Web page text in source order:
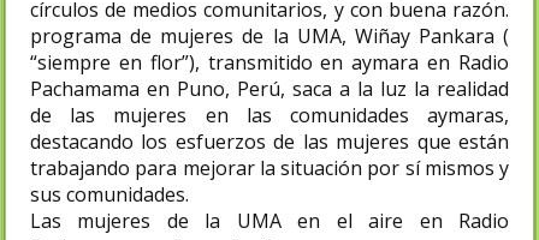
círculos de medios comunitarios, y con buena razón.
programa de mujeres de la UMA, Wiñay Pankara (
“siempre en flor”), transmitido en aymara en Radio
Pachamama en Puno, Perú, saca a la luz la realidad
de las mujeres en las comunidades aymaras,
destacando los esfuerzos de las mujeres que están
trabajando para mejorar la situación por sí mismos y
sus comunidades.
Las mujeres de la UMA en el aire en Radio